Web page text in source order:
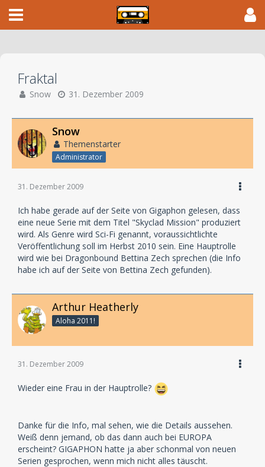
Fraktal
Snow 31. Dezember 2009
Snow
Themenstarter
Administrator
31. Dezember 2009
Ich habe gerade auf der Seite von Gigaphon gelesen, dass
eine neue Serie mit dem Titel "Skyclad Mission" produziert
wird. Als Genre wird Sci-Fi genannt, voraussichtlichte
Veröffentlichung soll im Herbst 2010 sein. Eine Hauptrolle
wird wie bei Dragonbound Bettina Zech sprechen (die Info
habe ich auf der Seite von Bettina Zech gefunden).
Arthur Heatherly
Aloha 2011!
31. Dezember 2009
Wieder eine Frau in der Hauptrolle?
Danke für die Info, mal sehen, wie die Details aussehen.
Weiß denn jemand, ob das dann auch bei EUROPA
erscheint? GIGAPHON hatte ja aber schonmal von neuen
Serien gesprochen, wenn mich nicht alles täuscht.